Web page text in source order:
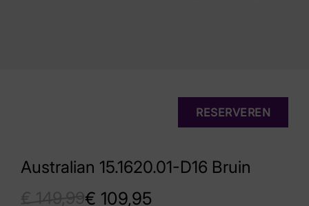
Australian 15.1620.01-D16 Bruin
€ 109,95
RESERVEREN